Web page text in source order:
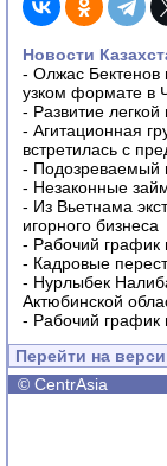
Новости
- Олжас Бектенов
узком формате в
- Развитие
- Агитационная
встретилась с
- Подозреваемый
- Незаконные
- Из Вьетнама
игорного бизнеса
- Рабочий график
- Кадровые
- Нурлыбек
Актюбинской
- Рабочий график
Перейти на
© CentrAsia